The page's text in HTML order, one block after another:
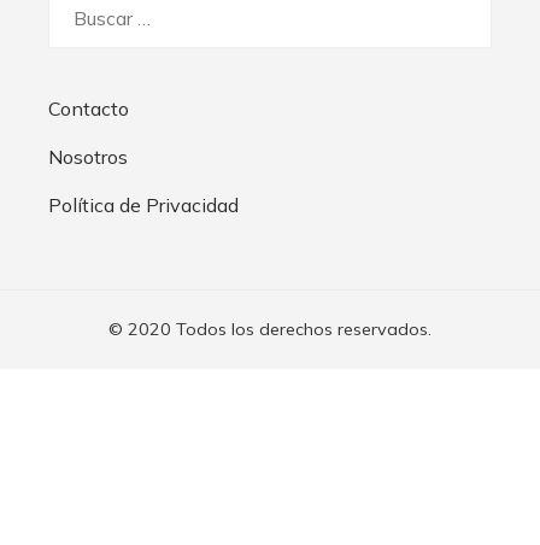
Contacto
Nosotros
Política de Privacidad
© 2020 Todos los derechos reservados.